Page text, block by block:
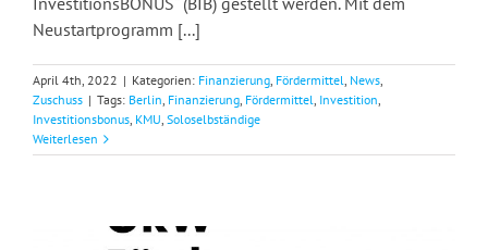
Neustartprogramm [...]
April 4th, 2022 | Kategorien: Finanzierung, Fördermittel, News,
Zuschuss | Tags: Berlin, Finanzierung, Fördermittel, Investition,
Investitionsbonus, KMU, Soloselbständige
Weiterlesen